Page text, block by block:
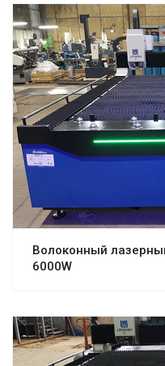
Волоконный
6000W